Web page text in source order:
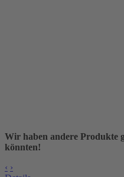
Wir haben andere Produkte
könnten!
‹ ›